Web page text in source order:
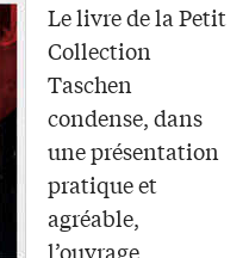
Le livre de la Petit
Collection
Taschen
condense, dans
une présentation
pratique et
agréable,
l’ouvrage